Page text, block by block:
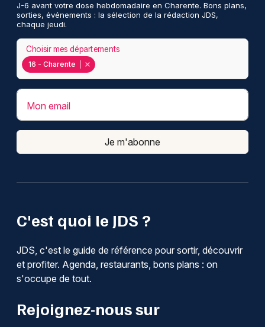
C'est quoi le JDS ?
JDS, c'est le guide de référence pour sortir, découvrir
et profiter. Agenda, restaurants, bons plans : on
s'occupe de tout.
Rejoignez-nous sur
J-6 avant votre dose hebdomadaire en Charente. Bons plans,
sorties, événements : la sélection de la rédaction JDS,
chaque jeudi.
16 - Charente
Choisir mes départements
Mon email
Je m'abonne